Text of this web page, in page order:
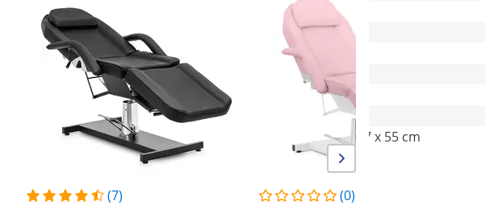
58 cm
rosa
beige
x 56 cm 107 x 180.6 x 55.3 cm
182 x 107 x 55 cm
(7) (0)